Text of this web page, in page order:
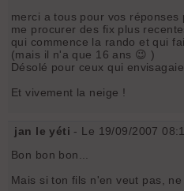
merci a tous pour vos
me procurer des fix plus
qui commence la rando et qui
(mais il n'a que 16 ans 😉 )
Désolé pour ceux qui
Et vivement la neige !
jan le yéti - Le 19/09/2007
Bon bon bon...
Mais si ton fils n'en veut pas,